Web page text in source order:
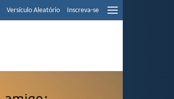
Versículo Aleatório Inscreva-se